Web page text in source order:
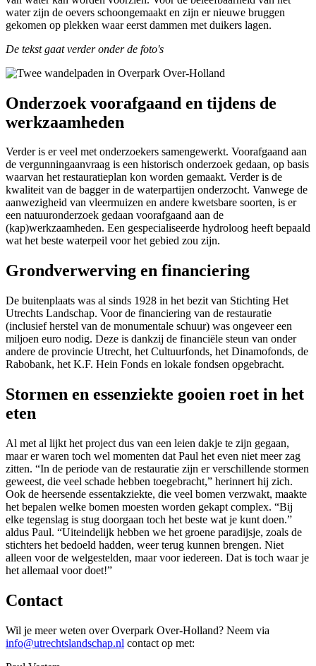
water zijn de oevers schoongemaakt en zijn er nieuwe bruggen
gekomen op plekken waar eerst dammen met duikers lagen.
De tekst gaat verder onder de foto's
Onderzoek voorafgaand en tijdens de
werkzaamheden
Verder is er veel met onderzoekers samengewerkt. Voorafgaand aan
de vergunningaanvraag is een historisch onderzoek gedaan, op basis
waarvan het restauratieplan kon worden gemaakt. Verder is de
kwaliteit van de bagger in de waterpartijen onderzocht. Vanwege de
aanwezigheid van vleermuizen en andere kwetsbare soorten, is er
een natuuronderzoek gedaan voorafgaand aan de
(kap)werkzaamheden. Een gespecialiseerde hydroloog heeft bepaald
wat het beste waterpeil voor het gebied zou zijn.
Grondverwerving en financiering
De buitenplaats was al sinds 1928 in het bezit van Stichting Het
Utrechts Landschap. Voor de financiering van de restauratie
(inclusief herstel van de monumentale schuur) was ongeveer een
miljoen euro nodig. Deze is dankzij de financiële steun van onder
andere de provincie Utrecht, het Cultuurfonds, het Dinamofonds, de
Rabobank, het K.F. Hein Fonds en lokale fondsen opgebracht.
Stormen en essenziekte gooien roet in het
eten
Al met al lijkt het project dus van een leien dakje te zijn gegaan,
maar er waren toch wel momenten dat Paul het even niet meer zag
zitten. “In de periode van de restauratie zijn er verschillende stormen
geweest, die veel schade hebben toegebracht,” herinnert hij zich.
Ook de heersende essentakziekte, die veel bomen verzwakt, maakte
het bepalen welke bomen moesten worden gekapt complex. “Bij
elke tegenslag is stug doorgaan toch het beste wat je kunt doen.”
aldus Paul. “Uiteindelijk hebben we het groene paradijsje, zoals de
stichters het bedoeld hadden, weer terug kunnen brengen. Niet
alleen voor de welgestelden, maar voor iedereen. Dat is toch waar je
het allemaal voor doet!”
Contact
Wil je meer weten over Overpark Over-Holland? Neem via
info@utrechtslandschap.nl contact op met: